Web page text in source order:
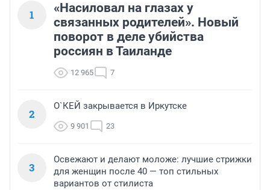
1
«Насиловал на глазах у
связанных родителей». Новый
поворот в деле убийства
россиян в Таиланде
12 965 7
2
О`КЕЙ закрывается в Иркутске
9 901 23
3
Освежают и делают моложе: лучшие стрижки
для женщин после 40 — топ стильных
вариантов от стилиста